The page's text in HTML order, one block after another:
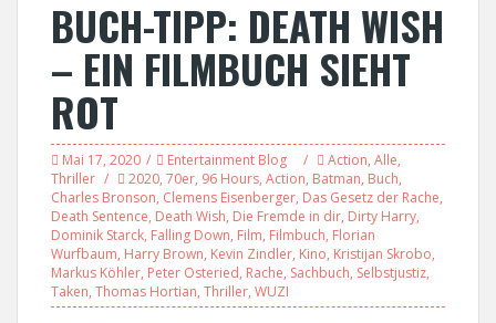
BUCH-TIPP: DEATH WISH
– EIN FILMBUCH SIEHT
ROT
Mai 17, 2020 Entertainment Blog Action, Alle,
Thriller
2020, 70er, 96 Hours, Action, Batman, Buch,
Charles Bronson, Clemens Eisenberger, Das Gesetz der Rache,
Death Sentence, Death Wish, Die Fremde in dir, Dirty Harry,
Dominik Starck, Falling Down, Film, Filmbuch, Florian
Wurfbaum, Harry Brown, Kevin Zindler, Kino, Kristijan Skrobo,
Markus Köhler, Peter Osteried, Rache, Sachbuch, Selbstjustiz,
Taken, Thomas Hortian, Thriller, WUZI